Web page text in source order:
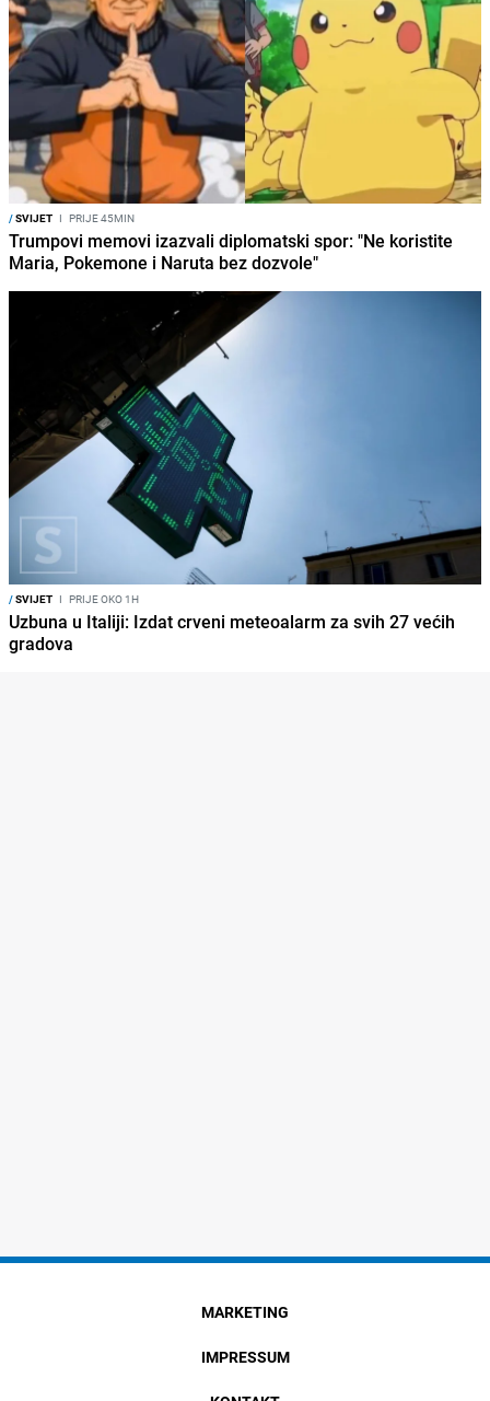
/SVIJET I PRIJE 45MIN
Trumpovi memovi izazvali diplomatski spor: "Ne koristite
Maria, Pokemone i Naruta bez dozvole"
/SVIJET I PRIJE OKO 1H
Uzbuna u Italiji: Izdat crveni meteoalarm za svih 27 većih
gradova
MARKETING
IMPRESSUM